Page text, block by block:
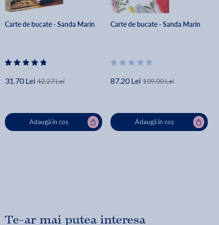
Carte de bucate - Sanda Marin
31.70 Lei 42.27 Lei
Adaugă în coș
Carte de bucate - Sanda Marin
87.20 Lei 109.00 Lei
Adaugă în coș
Te-ar mai putea interesa